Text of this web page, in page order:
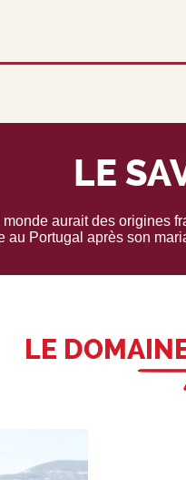
LE
aurait des origines
au Portugal après son
LE